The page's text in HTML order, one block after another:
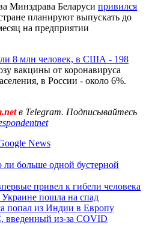
Минздрава Беларуси привился
планируют выпускать до
на предприятии
8 млн человек, в США - 198
вакцины от коронавируса
в России - около 6%.
в Telegram. Подписывайтесь
News
больше одной бустерной
привел к гибели человека
пошла на спад
попал из Индии в Европу
из-за COVID